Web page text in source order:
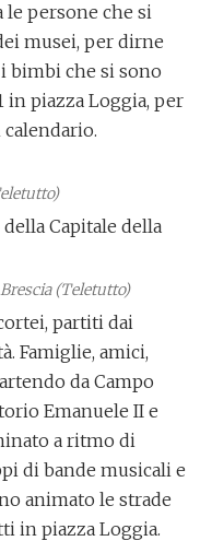
le persone che si
musei, per dirne
bimbi che si sono
in piazza Loggia, per
Capitale della
(Teletutto)
, partiti dai
Famiglie, amici,
da Campo
Emanuele II e
a ritmo di
di bande musicali e
animato le strade
in piazza Loggia.